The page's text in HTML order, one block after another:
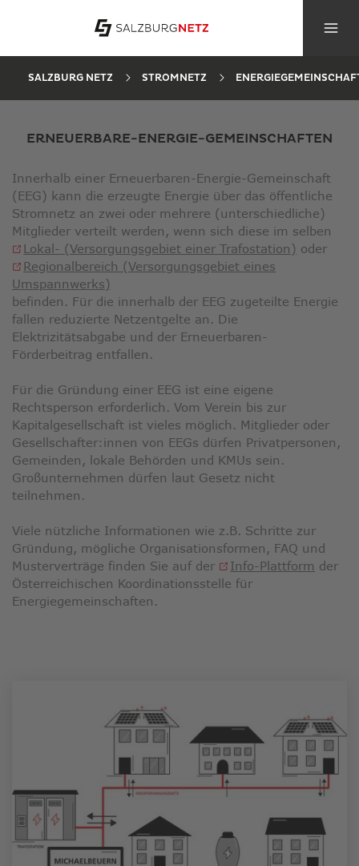
SALZBURG NETZ STROMNETZ
ERNEUERBARE-ENERGIE-GEMEINSCHAFTEN
Innerhalb einer Erneuerbaren-Energie-Gemeinschaft
(EEG) kann die erzeugte Energie über das öffentliche
Stromnetz an zwei oder mehrere (unterschiedliche)
Mitglieder verteilt werden, wenn sich diese im selben
Lokal- (Versorgungsgebiet einer Trafostation) oder
Regionalbereich (Versorgungsgebiet eines
Umspannwerks)
befinden. Für die innerhalb der EEG zugeteilte Energie
fallen reduzierte Netzentgelte an. Die
Elektrizitätsabgabe und der Erneuerbaren-
Förderbeitrag entfallen.
Für die Gründung einer EEG ist eine eigene
Rechtsperson erforderlich. Vom Verein bis zur
Kapitalgesellschaft ist vieles möglich. Mitglieder oder
Gesellschafter:innen von EEGs dürfen Privatpersonen,
Gemeinden, lokale Behörden und KMUs sein.
Großunternehmen dürfen laut Gesetz nicht
teilnehmen.
Viele nützliche Informationen wie z.B. Schritte zur
Gründung, mögliche Organisationsformen, FAQ und
Musterverträge finden Sie auf der
Info-Plattform Link
der
Österreichischen Koordinationsstelle für
Energiegemeinschaften.